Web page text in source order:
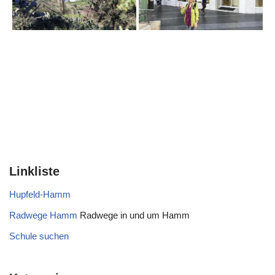
Linkliste
Hupfeld-Hamm
Radwege Hamm Radwege in und um Hamm
Schule suchen